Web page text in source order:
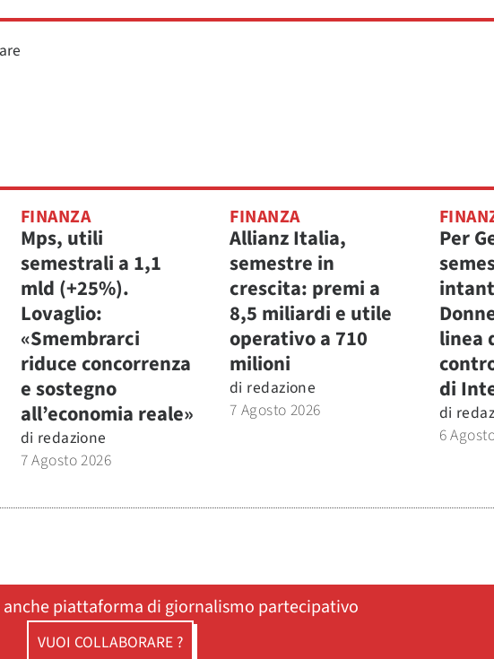
FINANZA
Mps, utili
semestrali a 1,1
mld (+25%).
Lovaglio:
«Smembrarci
riduce concorrenza
e sostegno
all’economia reale»
di redazione
7 Agosto 2026
FINANZA
Allianz Italia,
semestre in
crescita: premi a
8,5 miliardi e utile
operativo a 710
milioni
di redazione
7 Agosto 2026
Per
linea
di
di
6
anche piattaforma di giornalismo partecipativo
VUOI COLLABORARE ?